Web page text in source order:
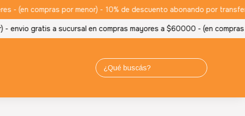
(en compras por menor) - 10% de descuento abonando por
gratis a sucursal en compras mayores a $60000 - (en compras